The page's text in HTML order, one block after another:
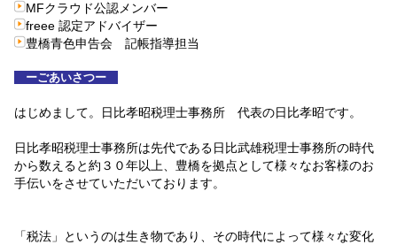
MFクラウド公認メンバー
freee 認定アドバイザー
豊橋青色申告会 記帳指導担当
ーごあいさつー
はじめまして。日比孝昭税理士事務所 代表の日比孝昭です。
日比孝昭税理士事務所は先代である日比武雄税理士事務所の時代
から数えると約３０年以上、豊橋を拠点として様々なお客様のお
手伝いをさせていただいております。
「税法」というのは生き物であり、その時代によって様々な変化